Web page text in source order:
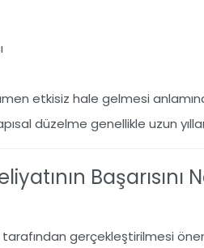
etkisiz hale gelmesi
düzelme genellikle uzun
Başarısını
gerçekleştirilmesi